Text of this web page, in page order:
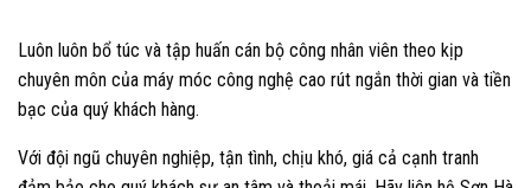
Luôn luôn bổ túc và tập huấn cán bộ công nhân viên theo kịp
chuyên môn của máy móc công nghệ cao rút ngắn thời gian và tiền
bạc của quý khách hàng.
Với đội ngũ chuyên nghiệp, tận tình, chịu khó, giá cả cạnh tranh